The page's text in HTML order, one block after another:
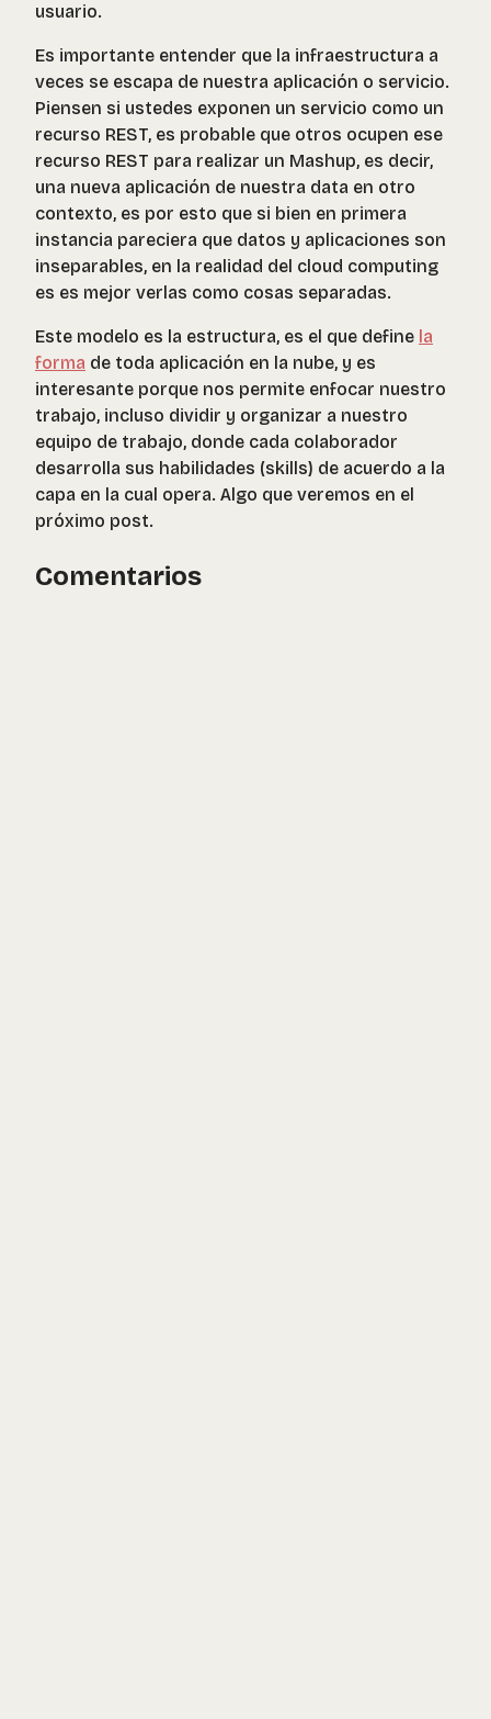
usuario.
Es importante entender que la infraestructura a
veces se escapa de nuestra aplicación o servicio.
Piensen si ustedes exponen un servicio como un
recurso REST, es probable que otros ocupen ese
recurso REST para realizar un Mashup, es decir,
una nueva aplicación de nuestra data en otro
contexto, es por esto que si bien en primera
instancia pareciera que datos y aplicaciones son
inseparables, en la realidad del cloud computing
es es mejor verlas como cosas separadas.
Este modelo es la estructura, es el que define la
forma de toda aplicación en la nube, y es
interesante porque nos permite enfocar nuestro
trabajo, incluso dividir y organizar a nuestro
equipo de trabajo, donde cada colaborador
desarrolla sus habilidades (skills) de acuerdo a la
capa en la cual opera. Algo que veremos en el
próximo post.
Comentarios